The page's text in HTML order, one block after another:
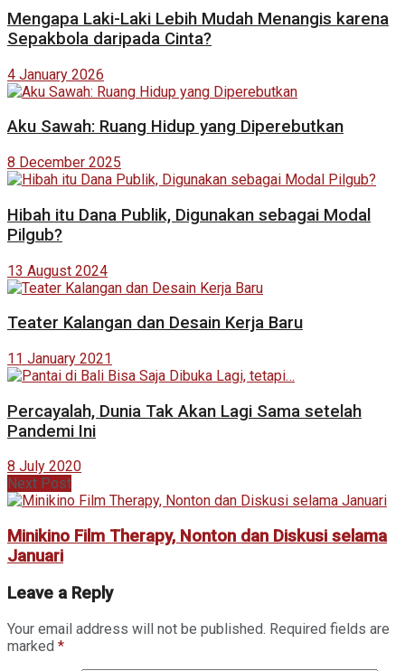
Mengapa Laki-Laki Lebih Mudah Menangis karena
Sepakbola daripada Cinta?
4 January 2026
Aku Sawah: Ruang Hidup yang Diperebutkan
8 December 2025
Hibah itu Dana Publik, Digunakan sebagai Modal
Pilgub?
13 August 2024
Teater Kalangan dan Desain Kerja Baru
11 January 2021
Percayalah, Dunia Tak Akan Lagi Sama setelah
Pandemi Ini
8 July 2020
Next Post
Minikino Film Therapy, Nonton dan Diskusi selama
Januari
Leave a Reply
Your email address will not be published. Required fields are
marked *